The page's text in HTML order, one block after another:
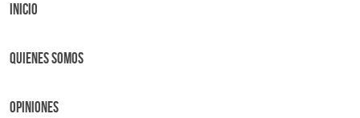
Inicio
Quienes Somos
OPINIONES